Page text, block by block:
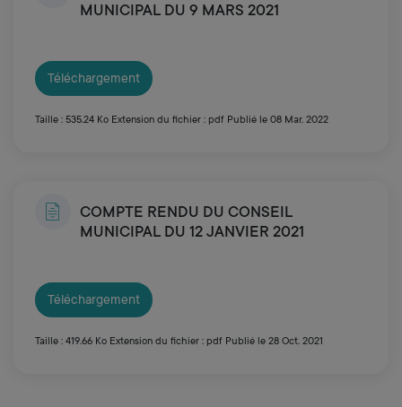
MUNICIPAL DU 9 MARS 2021
Téléchargement
Taille : 535.24 Ko Extension du fichier : pdf Publié le 08 Mar. 2022
COMPTE RENDU DU CONSEIL
MUNICIPAL DU 12 JANVIER 2021
Téléchargement
Taille : 419.66 Ko Extension du fichier : pdf Publié le 28 Oct. 2021